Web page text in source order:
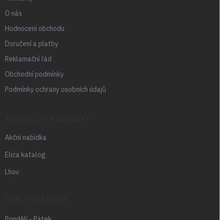
O nás
Hodnocení obchodu
Doručení a platby
Reklamační řád
Obchodní podmínky
Podmínky ochrany osobních údajů
Akční nabídka
Elica katalog
Lhov